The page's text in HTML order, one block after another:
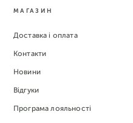
МАГАЗИН
Доставка і оплата
Контакти
Новини
Відгуки
Програма лояльності